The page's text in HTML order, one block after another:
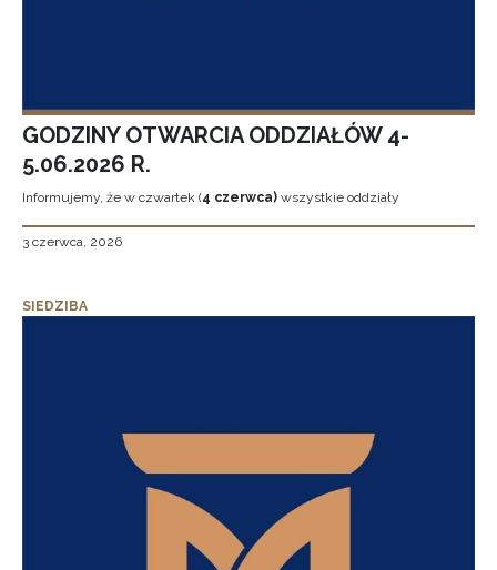
GODZINY OTWARCIA ODDZIAŁÓW 4-
5.06.2026 R.
Informujemy, że w czwartek (4 czerwca) wszystkie oddziały
3 czerwca, 2026
SIEDZIBA